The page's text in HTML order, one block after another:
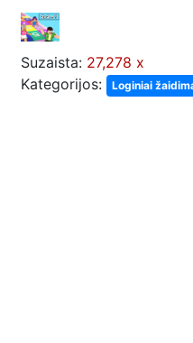
Suzaista: 27,278 x
Kategorijos:
Loginiai